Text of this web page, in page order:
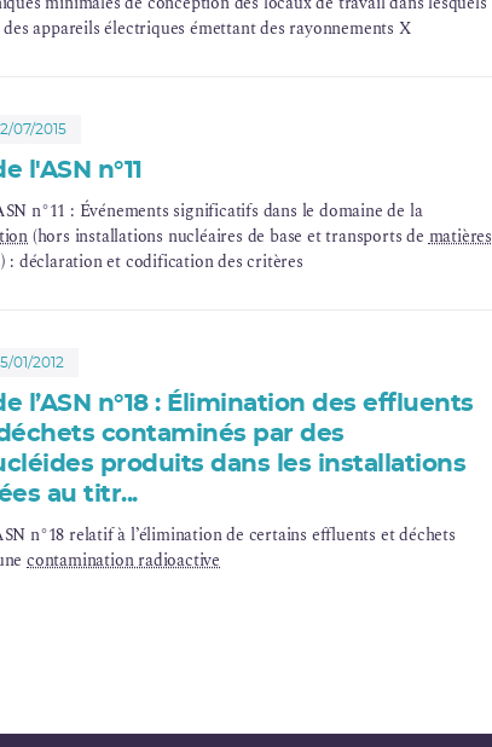
appareils électriques émettant des rayonnements X
07/2015
l'ASN n°11
n°11 : Événements significatifs dans le domaine de la
(hors installations nucléaires de base et transports de matières
) : déclaration et codification des critères
01/2012
l’ASN n°18 : Élimination des effluents
contaminés par des
produits dans les installations
au titr...
n°18 relatif à l’élimination de certains effluents et déchets
contamination radioactive